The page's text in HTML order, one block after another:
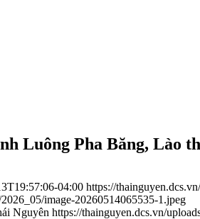
Luông Pha Băng, Lào
04:00 https://
image-20260514065535-1.jpeg
Nguyên https://thainguyen.dcs.vn/